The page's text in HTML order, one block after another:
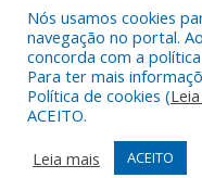
Todos os direitos
Mapa do Site
Acessar
Nós usamos cookies
navegação no portal.
concorda com a
Para ter mais
Política de cookies (
ACEITO.
Leia mais
ACEITO